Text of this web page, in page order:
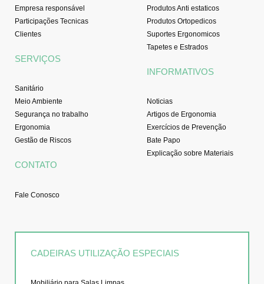
Empresa responsável
Participações Tecnicas
Clientes
SERVIÇOS
Sanitário
Meio Ambiente
Segurança no trabalho
Ergonomia
Gestão de Riscos
CONTATO
Fale Conosco
Produtos Anti estaticos
Produtos Ortopedicos
Suportes Ergonomicos
Tapetes e Estrados
INFORMATIVOS
Noticias
Artigos de Ergonomia
Exercícios de Prevenção
Bate Papo
Explicação sobre Materiais
CADEIRAS UTILIZAÇÃO ESPECIAIS